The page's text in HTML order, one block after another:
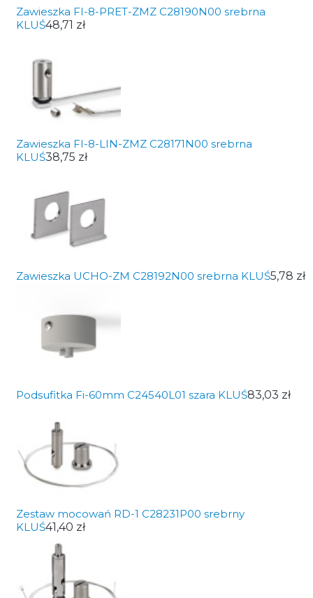
Zawieszka FI-8-PRET-ZMZ C28190N00 srebrna
KLUŚ48,71 zł
Zawieszka FI-8-LIN-ZMZ C28171N00 srebrna
KLUŚ38,75 zł
Zawieszka UCHO-ZM C28192N00 srebrna KLUŚ5,78 zł
Podsufitka Fi-60mm C24540L01 szara KLUŚ83,03 zł
Zestaw mocowań RD-1 C28231P00 srebrny
KLUŚ41,40 zł